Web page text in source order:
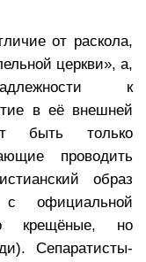
от раскола,
церкви», а,
к
в её внешней
быть только
проводить
образ
официальной
крещёные, но
Сепаратисты-